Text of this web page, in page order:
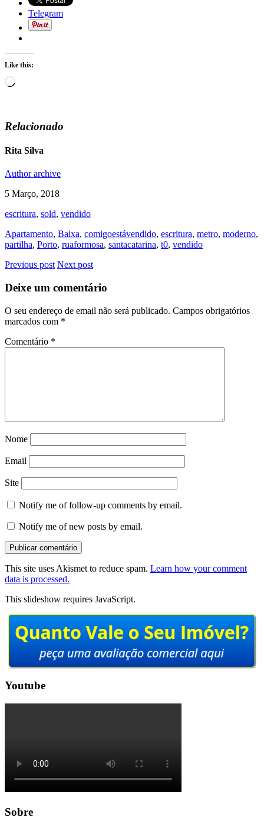
Telegram
Like this:
Loading…
Relacionado
Rita Silva
Author archive
5 Março, 2018
escritura, sold, vendido
Apartamento, Baixa, comigoestávendido, escritura, metro, moderno,
partilha, Porto, ruaformosa, santacatarina, t0, vendido
Previous post Next post
Deixe um comentário
O seu endereço de email não será publicado. Campos obrigatórios
marcados com *
Comentário *
Nome
Email
Site
Notify me of follow-up comments by email.
Notify me of new posts by email.
This site uses Akismet to reduce spam. Learn how your comment
data is processed.
This slideshow requires JavaScript.
Youtube
Sobre